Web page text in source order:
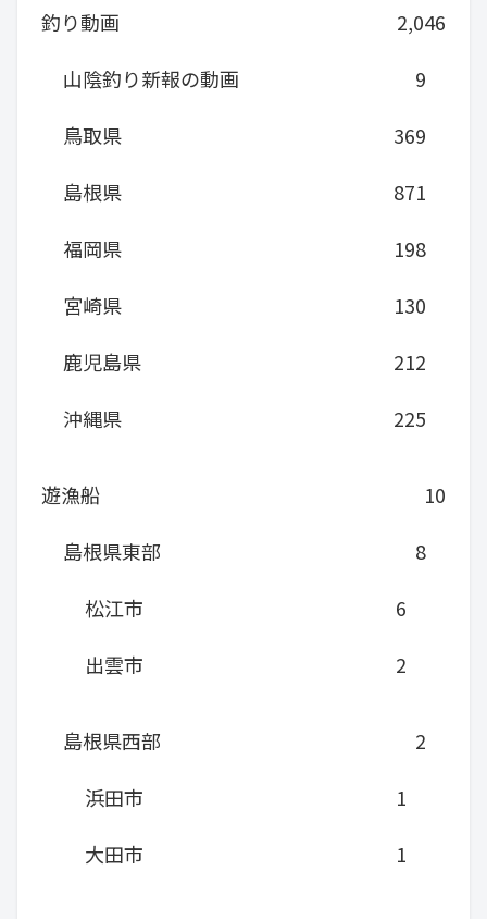
釣り動画
2,046
山陰釣り新報の動画
9
鳥取県
369
島根県
871
福岡県
198
宮崎県
130
鹿児島県
212
沖縄県
225
遊漁船
10
島根県東部
8
松江市
6
出雲市
2
島根県西部
2
浜田市
1
大田市
1